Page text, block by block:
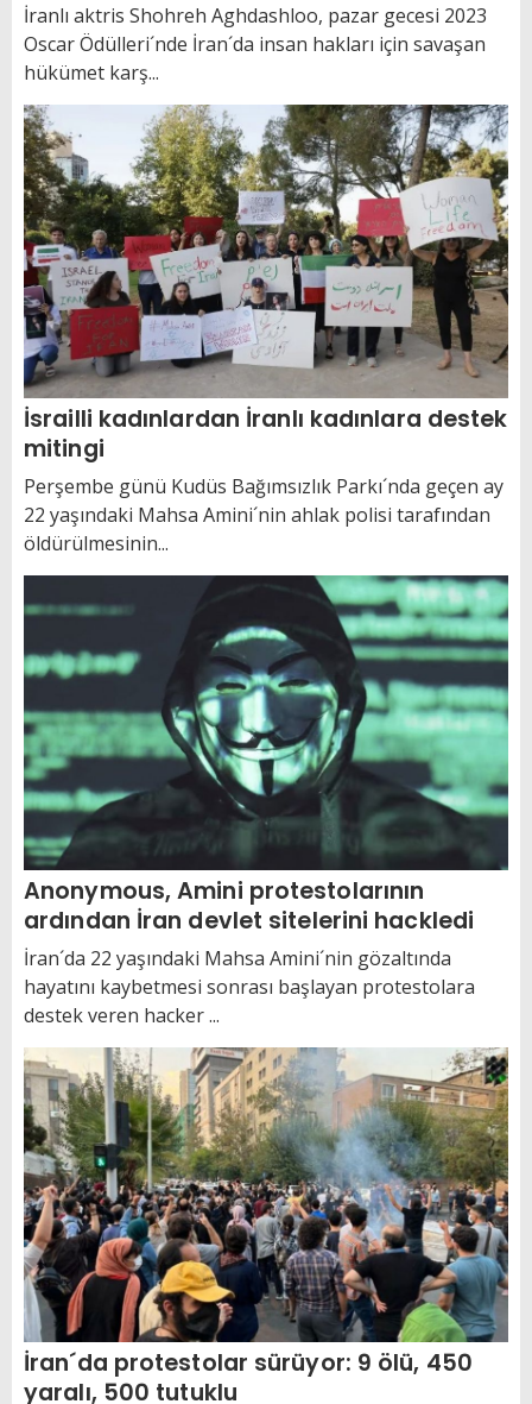
İranlı aktris Shohreh Aghdashloo, pazar gecesi 2023
Oscar Ödülleri´nde İran´da insan hakları için savaşan
hükümet karş...
İsrailli kadınlardan İranlı kadınlara destek
mitingi
Perşembe günü Kudüs Bağımsızlık Parkı´nda geçen ay
22 yaşındaki Mahsa Amini´nin ahlak polisi tarafından
öldürülmesinin...
Anonymous, Amini protestolarının
ardından İran devlet sitelerini hackledi
İran´da 22 yaşındaki Mahsa Amini´nin gözaltında
hayatını kaybetmesi sonrası başlayan protestolara
destek veren hacker ...
İran´da protestolar sürüyor: 9 ölü, 450
yaralı, 500 tutuklu